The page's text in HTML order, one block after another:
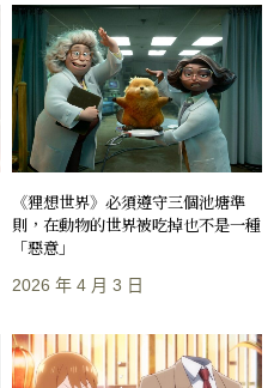
《狸想世界》必須遵守三個池塘準
則，在動物的世界被吃掉也不是一種
「惡意」
2026 年 4 月 3 日